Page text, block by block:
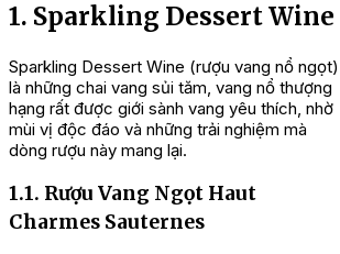
1. Sparkling Dessert Wine
Sparkling Dessert Wine (rượu vang nổ ngọt)
là những chai vang sủi tăm, vang nổ thượng
hạng rất được giới sành vang yêu thích, nhờ
mùi vị độc đáo và những trải nghiệm mà
dòng rượu này mang lại.
1.1. Rượu Vang Ngọt Haut
Charmes Sauternes